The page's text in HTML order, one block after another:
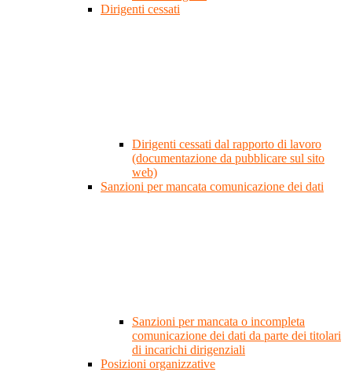
Dirigenti cessati
Dirigenti cessati dal rapporto di lavoro
(documentazione da pubblicare sul sito
web)
Sanzioni per mancata comunicazione dei dati
Sanzioni per mancata o incompleta
comunicazione dei dati da parte dei titolari
di incarichi dirigenziali
Posizioni organizzative